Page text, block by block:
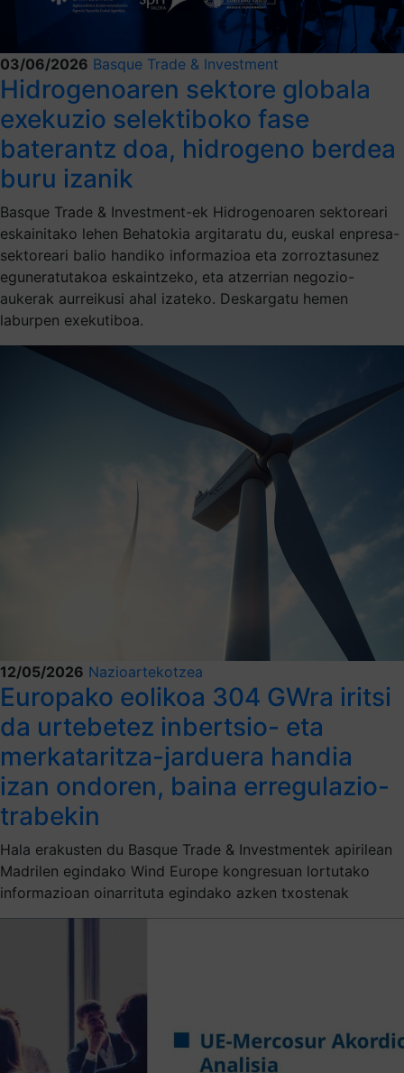
03/06/2026 Basque Trade & Investment
Hidrogenoaren sektore globala
exekuzio selektiboko fase
baterantz doa, hidrogeno berdea
buru izanik
Basque Trade & Investment-ek Hidrogenoaren sektoreari
eskainitako lehen Behatokia argitaratu du, euskal enpresa-
sektoreari balio handiko informazioa eta zorroztasunez
eguneratutakoa eskaintzeko, eta atzerrian negozio-
aukerak aurreikusi ahal izateko. Deskargatu hemen
laburpen exekutiboa.
12/05/2026 Nazioartekotzea
Europako eolikoa 304 GWra iritsi
da urtebetez inbertsio- eta
merkataritza-jarduera handia
izan ondoren, baina erregulazio-
trabekin
Hala erakusten du Basque Trade & Investmentek apirilean
Madrilen egindako Wind Europe kongresuan lortutako
informazioan oinarrituta egindako azken txostenak